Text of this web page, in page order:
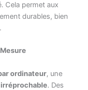
Cela permet aux
durables, bien
ordinateur, une
. Des